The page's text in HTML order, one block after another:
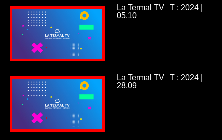
La Termal TV | T : 2024 |
05.10
La Termal TV | T : 2024 |
28.09